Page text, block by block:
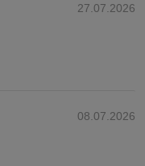
27.07.2026
08.07.2026